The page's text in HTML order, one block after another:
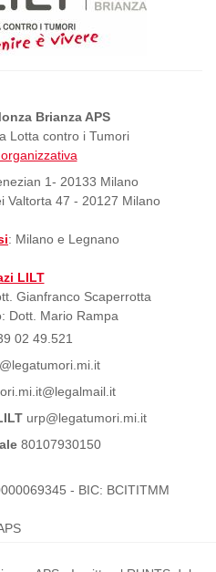
Brianza APS
Lotta contro i Tumori
1- 20133 Milano
Valtorta 47 - 20127 Milano
: Milano e Legnano
LILT
Gianfranco Scaperrotta
Dott. Mario Rampa
02 49.521
urp@legatumori.mi.it
80107930150
- BIC: BCITITMM